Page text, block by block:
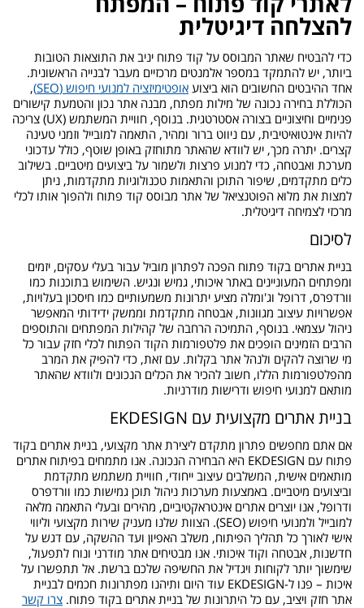
להצלחה דיגיטלית
כדי להבטיח שאתר המבוסס על קוד פתוח יניב את התוצאות הטובות
ביותר, יש להתמקד במספר אלמנטים מרכזיים מעבר לבנייה הראשונית.
אחד ההיבטים החשובים הוא ביצוע אופטימיזציה למנועי חיפוש (SEO)
,
הכוללת בחירה נכונה של מילות מפתח, מבנה אתר נכון והטמעת קישורים
פנימיים וחיצוניים בצורה אסטרטגית. בנוסף, חוויית המשתמש (UX) צריכה
להיות אינטואיטיבית, עם ניווט ברור ומהיר, התאמה למובייל וזמני טעינה
קצרים. יתרה מכך, יש לוודא שהאתר מתוחזק באופן שוטף, כולל עדכוני
מערכת ואבטחה, כדי למנוע פרצות ולשמור על ביצועים מיטביים. בשילוב
כלים מתקדמים, שיפור התוכן והתאמות טכנולוגיות מתקדמות, ניתן
למצות את מלוא הפוטנציאל של אתר מבוסס קוד פתוח ולהפוך אותו לכלי
מרכזי לצמיחה דיגיטלית.
לסיכום
בניית אתרים בקוד פתוח הפכה לפתרון מוביל עבור בעלי עסקים, יזמים
ומפתחים המעוניינים באתר איכותי, גמיש ונגיש. השימוש בתוכנות כמו
וורדפרס, דרופל וג'ומלה מציע יתרונות משמעותיים כמו חיסכון בעלויות,
אפשרויות עיצוב מגוונות, אבטחה מתקדמת וממשק ידידותי המאפשר
ניהול עצמאי. בנוסף, התמיכה הרחבה של קהילות המפתחים והתוספים
הרבים הזמינים הופכים את פלטפורמות הקוד הפתוח לכלי חזק עבור כל
מי שרוצה להקים ולנהל אתר בקלות. עם זאת, כדי להפיק את המרב
מהפלטפורמות הללו, חשוב להכיר את הכלים הנכונים ולוודא שהאתר
מותאם למנועי חיפוש ודרישות מודרניות.
בניית אתרים מקצועית עם EKDESIGN
אם אתם מחפשים פתרון מתקדם ליצירת אתר מקצועי, בניית אתרים בקוד
פתוח עם EKDESIGN היא הבחירה הנכונה. אנו מתמחים בפיתוח אתרים
מותאמים אישית, המשלבים עיצוב ייחודי, חוויית משתמש מתקדמת
וביצועים מיטביים. באמצעות מערכות ניהול תוכן גמישות כמו וורדפרס
ודרופל, אנו יוצרים אתרים אינטראקטיביים, מהירים ובעלי התאמה מלאה
למובייל ולמנועי חיפוש (SEO). הצוות שלנו מעניק שירות מקצועי וליווי
אישי לאורך כל תהליך הפיתוח, משלב האפיון ועד ההשקה, עם דגש על
חדשנות, אבטחה וקוד איכותי. אנו מבטיחים אתר מודרני ונוח לתפעול,
שימשוך יותר לקוחות ויגדיל את החשיפה שלכם ברשת. אל תתפשרו על
איכות – פנו ל-EKDESIGN עוד היום ותיהנו מפתרונות חכמים לבניית
אתר חזק ויציב, עם כל היתרונות של בניית אתרים בקוד פתוח. צרו קשר